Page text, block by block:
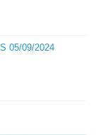
05/09/2024